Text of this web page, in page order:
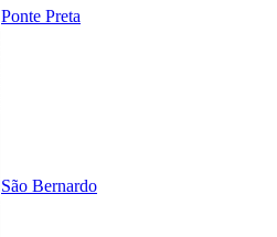
Ponte Preta
São Bernardo